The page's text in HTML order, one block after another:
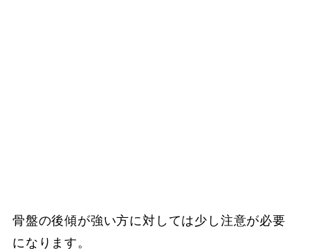
骨盤の後傾が強い方に対しては少し注意が必要
になります。